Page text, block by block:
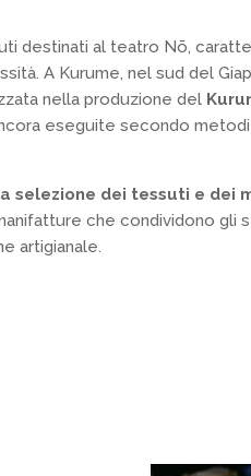
destinati al teatro Nō,
A Kurume, nel sud del
nella produzione del
eseguite secondo metodi
selezione dei tessuti e dei
che condividono gli
artigianale.